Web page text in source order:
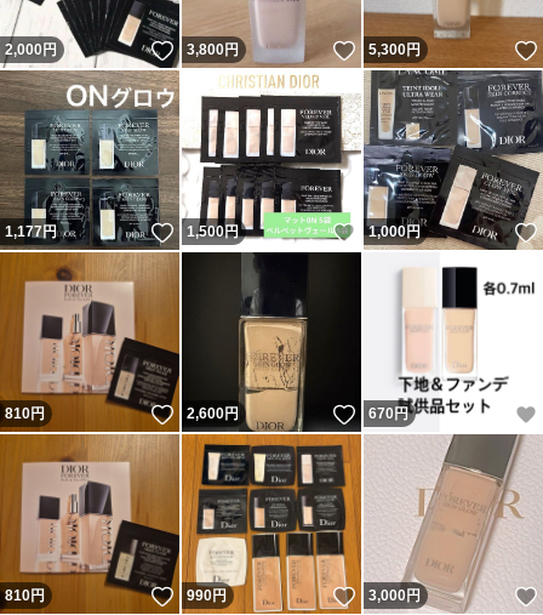
2,000 円 いいね！
3,800円 いいね！
5,300円
1,177円 いいね！
1,500円 いいね！
1,000円
810円 いいね！
2,600円 いいね！
670 円
810円 いいね！
990円 いいね！
3,000円